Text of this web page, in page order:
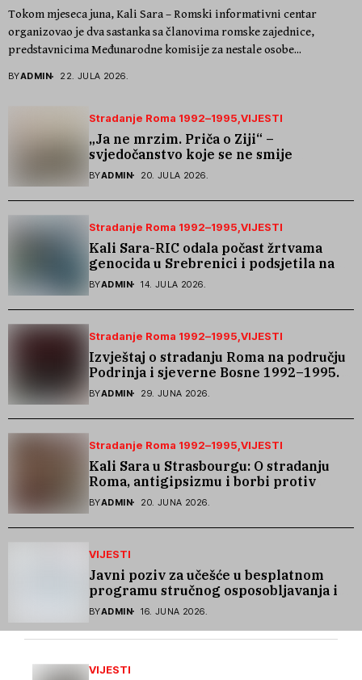
Tokom mjeseca juna, Kali Sara – Romski informativni centar
organizovao je dva sastanka sa članovima romske zajednice,
predstavnicima Međunarodne komisije za nestale osobe...
BYADMIN 22. JULA 2026.
Stradanje Roma 1992–1995 VIJESTI
„Ja ne mrzim. Priča o Ziji“ –
svjedočanstvo koje se ne smije
zaboraviti
BYADMIN 20. JULA 2026.
Stradanje Roma 1992–1995 VIJESTI
Kali Sara-RIC odala počast žrtvama
genocida u Srebrenici i podsjetila na
stradanje Roma iz Skočića
BYADMIN 14. JULA 2026.
Stradanje Roma 1992–1995 VIJESTI
Izvještaj o stradanju Roma na području
Podrinja i sjeverne Bosne 1992–1995.
godine
BYADMIN 29. JUNA 2026.
Stradanje Roma 1992–1995 VIJESTI
Kali Sara u Strasbourgu: O stradanju
Roma, antigipsizmu i borbi protiv
govora mržnje
BYADMIN 20. JUNA 2026.
VIJESTI
Javni poziv za učešće u besplatnom
programu stručnog osposobljavanja i
podrške pri zapošljavanju
BYADMIN 16. JUNA 2026.
VIJESTI